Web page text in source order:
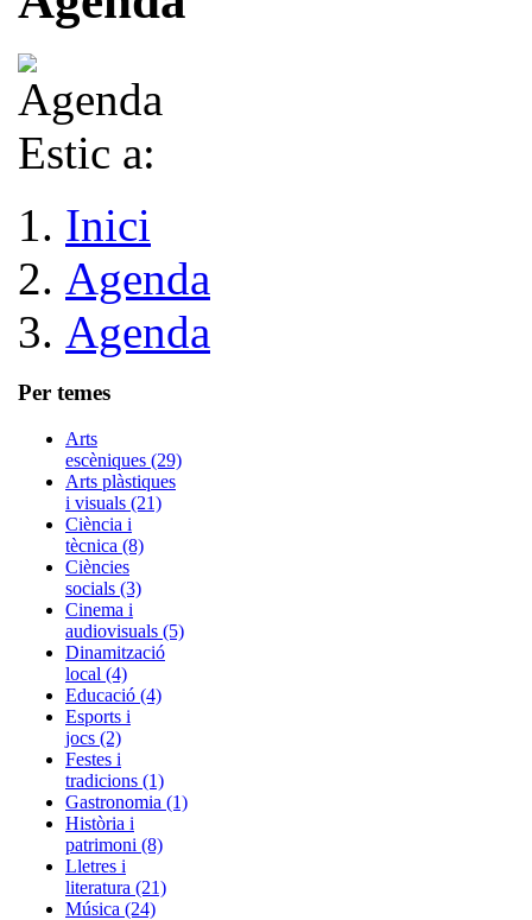
Estic a:
Inici
Agenda
Agenda
Per temes
Arts
escèniques (29)
Arts plàstiques
i visuals (21)
Ciència i
tècnica (8)
Ciències
socials (3)
Cinema i
audiovisuals (5)
Dinamització
local (4)
Educació (4)
Esports i
jocs (2)
Festes i
tradicions (1)
Gastronomia (1)
Història i
patrimoni (8)
Lletres i
literatura (21)
Música (24)